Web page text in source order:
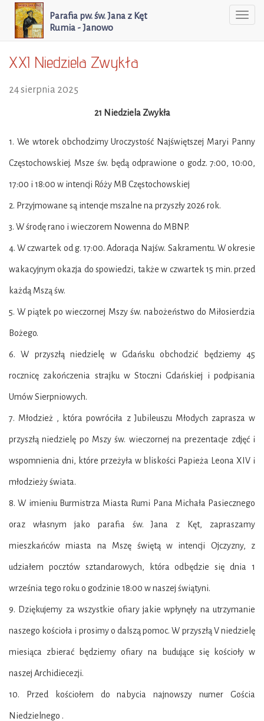
Parafia pw. św. Jana z Kęt
Rumia - Janowo
XXI Niedziela Zwykła
24 sierpnia 2025
21 Niedziela Zwykła
1. We wtorek obchodzimy Uroczystość Najświętszej Maryi Panny
Częstochowskiej. Msze św. będą odprawione o godz. 7:00, 10:00,
17:00 i 18:00 w intencji Róży MB Częstochowskiej
2. Przyjmowane są intencje mszalne na przyszły 2026 rok.
3. W środę rano i wieczorem Nowenna do MBNP.
4. W czwartek od g. 17:00. Adoracja Najśw. Sakramentu. W okresie
wakacyjnym okazja do spowiedzi, także w czwartek 15 min. przed
każdą Mszą św.
5. W piątek po wieczornej Mszy św. nabożeństwo do Miłosierdzia
Bożego.
6. W przyszłą niedzielę w Gdańsku obchodzić będziemy 45
rocznicę zakończenia strajku w Stoczni Gdańskiej i podpisania
Umów Sierpniowych.
7. Młodzież , która powróciła z Jubileuszu Młodych zaprasza w
przyszłą niedzielę po Mszy św. wieczornej na prezentacje zdjęć i
wspomnienia dni, które przeżyła w bliskości Papieża Leona XIV i
młodzieży świata.
8. W imieniu Burmistrza Miasta Rumi Pana Michała Pasiecznego
oraz własnym jako parafia św. Jana z Kęt, zapraszamy
mieszkańców miasta na Mszę świętą w intencji Ojczyzny, z
udziałem pocztów sztandarowych, która odbędzie się dnia 1
września tego roku o godzinie 18:00 w naszej świątyni.
9. Dziękujemy za wszystkie ofiary jakie wpłynęły na utrzymanie
naszego kościoła i prosimy o dalszą pomoc. W przyszłą V niedzielę
miesiąca zbierać będziemy ofiary na budujące się kościoły w
naszej Archidiecezji.
10. Przed kościołem do nabycia najnowszy numer Gościa
Niedzielnego .